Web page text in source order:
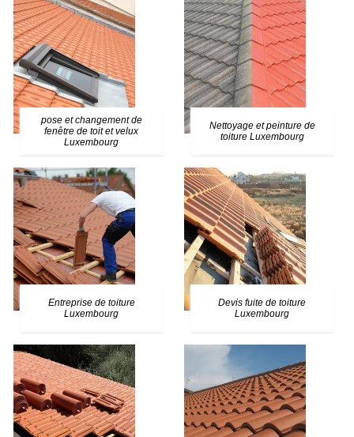
pose et changement de
fenêtre de toit et velux
Luxembourg
Nettoyage et peinture de
toiture Luxembourg
Entreprise de toiture
Luxembourg
Devis fuite de toiture
Luxembourg